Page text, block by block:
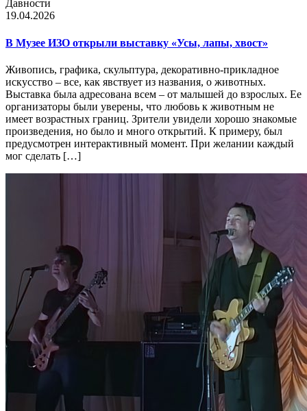
Давности
19.04.2026
В Музее ИЗО открыли выставку «Усы, лапы, хвост»
Живопись, графика, скульптура, декоративно-прикладное
искусство – все, как явствует из названия, о животных.
Выставка была адресована всем – от малышей до взрослых. Ее
организаторы были уверены, что любовь к животным не
имеет возрастных границ. Зрители увидели хорошо знакомые
произведения, но было и много открытий. К примеру, был
предусмотрен интерактивный момент. При желании каждый
мог сделать […]